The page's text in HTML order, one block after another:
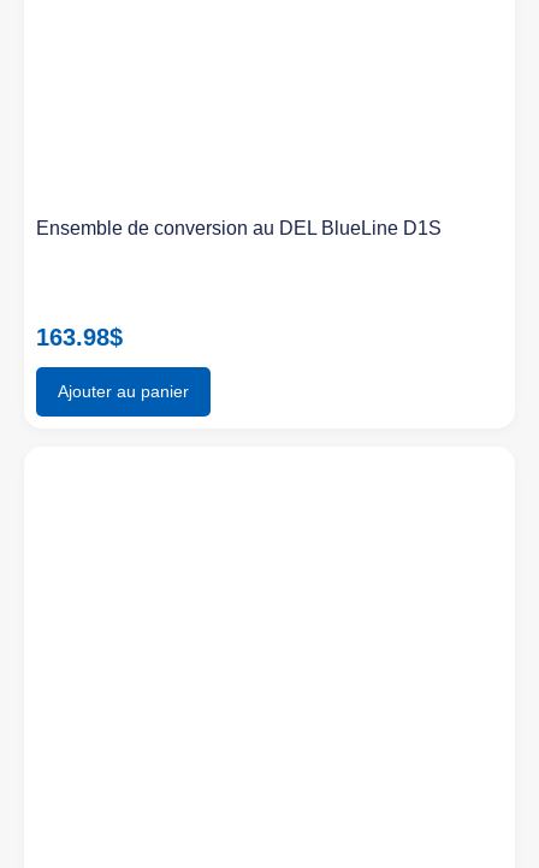
Ensemble de conversion au DEL BlueLine D1S
163.98$
Ajouter au panier